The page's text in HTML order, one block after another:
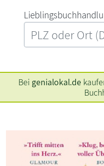
Bei genialokal.de